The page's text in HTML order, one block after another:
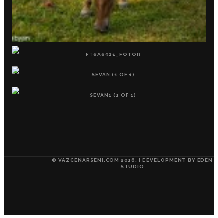
© VAZGENARSENI.COM 2016. | DEVELOPMENT BY EDEN
STUDIO